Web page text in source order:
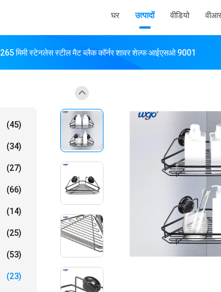
घर उत्पादों वीडियो
265 मिमी स्टेनलेस स्टील मैट ब्लैक कॉर्नर शावर शेल्फ आईएसओ 9001
(45)
(34)
(27)
(66)
(14)
(25)
(53)
(23)